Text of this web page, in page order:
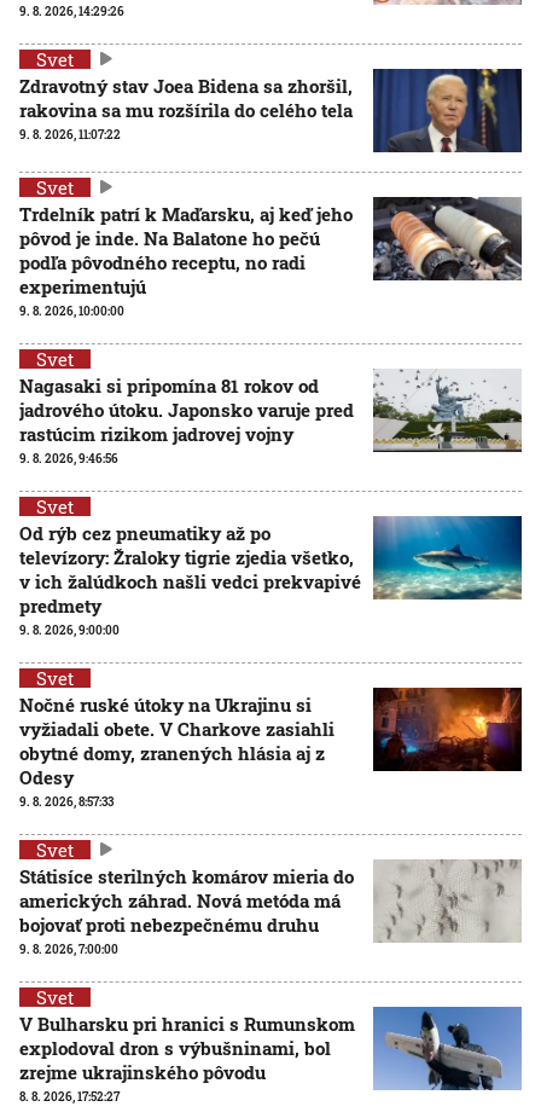
9. 8. 2026, 14:29:26
Svet
Zdravotný stav Joea Bidena sa zhoršil,
rakovina sa mu rozšírila do celého tela
9. 8. 2026, 11:07:22
Svet
Trdelník patrí k Maďarsku, aj keď jeho
pôvod je inde. Na Balatone ho pečú
podľa pôvodného receptu, no radi
experimentujú
9. 8. 2026, 10:00:00
Svet
Nagasaki si pripomína 81 rokov od
jadrového útoku. Japonsko varuje pred
rastúcim rizikom jadrovej vojny
9. 8. 2026, 9:46:56
Svet
Od rýb cez pneumatiky až po
televízory: Žraloky tigrie zjedia všetko,
v ich žalúdkoch našli vedci prekvapivé
predmety
9. 8. 2026, 9:00:00
Svet
Nočné ruské útoky na Ukrajinu si
vyžiadali obete. V Charkove zasiahli
obytné domy, zranených hlásia aj z
Odesy
9. 8. 2026, 8:57:33
Svet
Státisíce sterilných komárov mieria do
amerických záhrad. Nová metóda má
bojovať proti nebezpečnému druhu
9. 8. 2026, 7:00:00
Svet
V Bulharsku pri hranici s Rumunskom
explodoval dron s výbušninami, bol
zrejme ukrajinského pôvodu
8. 8. 2026, 17:52:27